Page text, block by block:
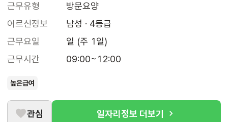
근무유형
방문요양
어르신정보
남성 · 4등급
근무요일
일 (주 1일)
근무시간
09:00~12:00
높은급여
관심 일자리정보 더보기